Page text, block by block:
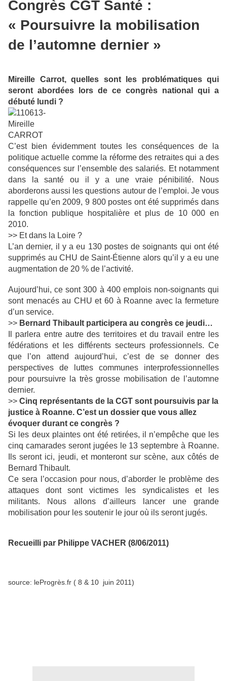
Congrès CGT Santé :
« Poursuivre la mobilisation
de l’automne dernier »
Mireille Carrot, quelles sont les problématiques qui
seront abordées lors de ce congrès national qui a
débuté lundi ?
C’est bien évidemment toutes les conséquences de la
politique actuelle comme la réforme des retraites qui a des
conséquences sur l’ensemble des salariés. Et notamment
dans la santé ou il y a une vraie pénibilité. Nous
aborderons aussi les questions autour de l’emploi. Je vous
rappelle qu’en 2009, 9 800 postes ont été supprimés dans
la fonction publique hospitalière et plus de 10 000 en
2010.
>> Et dans la Loire ?
L’an dernier, il y a eu 130 postes de soignants qui ont été
supprimés au CHU de Saint-Étienne alors qu’il y a eu une
augmentation de 20 % de l’activité.
Aujourd’hui, ce sont 300 à 400 emplois non-soignants qui
sont menacés au CHU et 60 à Roanne avec la fermeture
d’un service.
>> Bernard Thibault participera au congrès ce jeudi…
Il parlera entre autre des territoires et du travail entre les
fédérations et les différents secteurs professionnels. Ce
que l’on attend aujourd’hui, c’est de se donner des
perspectives de luttes communes interprofessionnelles
pour poursuivre la très grosse mobilisation de l’automne
dernier.
>> Cinq représentants de la CGT sont poursuivis par la
justice à Roanne. C’est un dossier que vous allez
évoquer durant ce congrès ?
Si les deux plaintes ont été retirées, il n’empêche que les
cinq camarades seront jugées le 13 septembre à Roanne.
Ils seront ici, jeudi, et monteront sur scène, aux côtés de
Bernard Thibault.
Ce sera l’occasion pour nous, d’aborder le problème des
attaques dont sont victimes les syndicalistes et les
militants. Nous allons d’ailleurs lancer une grande
mobilisation pour les soutenir le jour où ils seront jugés.
Recueilli par Philippe VACHER (8/06/2011)
source: leProgrès.fr ( 8 & 10 juin 2011)